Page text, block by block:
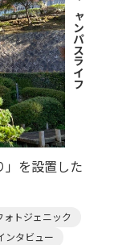
キャンパスライフ
」を設置した
ォトジェニック
ンタビュー